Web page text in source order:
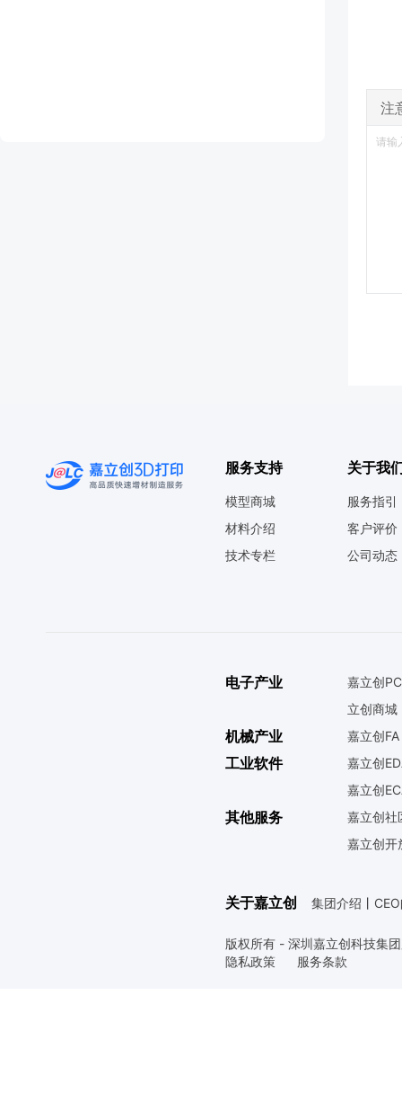
注
服务支持
模型商城
材料介绍
技术专栏
关于我
服务指引
客户评价
公司动态
电子产业
嘉立创
立创商城
机械产业 嘉立创FA
工业软件
嘉立创
嘉立创
其他服务
嘉立创社
嘉立创开
关于嘉立创 集团介绍 丨
版权所有 - 深圳嘉立创科技集
隐私政策
服务条款